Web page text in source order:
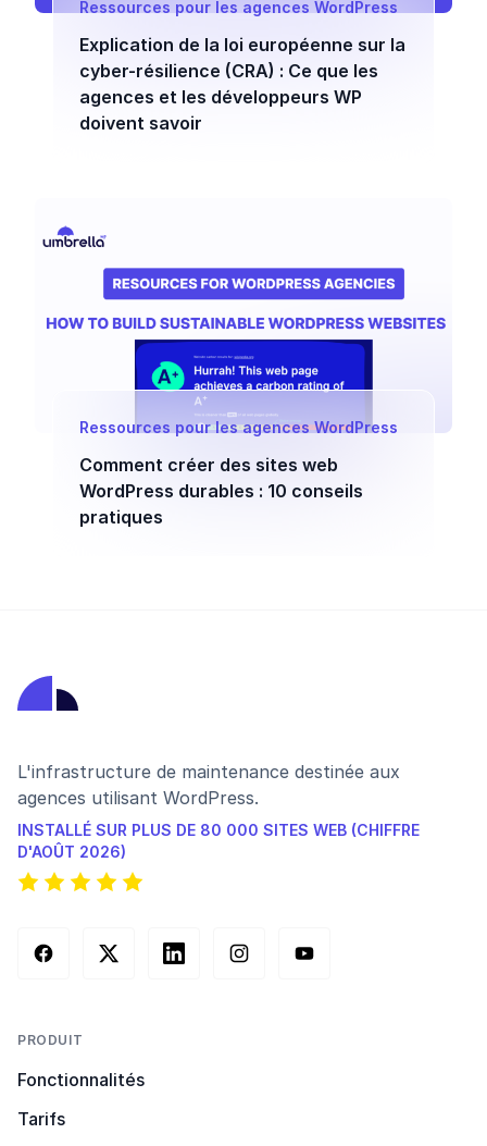
Ressources pour les agences WordPress
Explication de la loi européenne sur la
cyber-résilience (CRA) : Ce que les
agences et les développeurs WP
doivent savoir
Ressources pour les agences WordPress
Comment créer des sites web
WordPress durables : 10 conseils
pratiques
L'infrastructure de maintenance destinée aux
agences utilisant WordPress.
INSTALLÉ SUR PLUS DE 80 000 SITES WEB (CHIFFRE
D'AOÛT 2026)
FacebookX (Twitter)LinkedInInstagramYouTube
PRODUIT
Fonctionnalités
Tarifs